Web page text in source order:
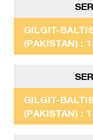
GILGIT-
(PAKISTAN) :
GILGIT-
(PAKISTAN) :